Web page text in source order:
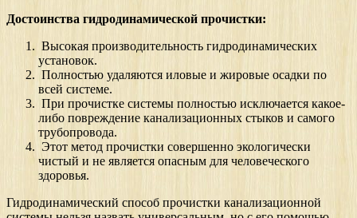
Достоинства гидродинамической прочистки:
Высокая производительность гидродинамических
установок.
Полностью удаляются иловые и жировые осадки по
всей системе.
При прочистке системы полностью исключается какое-
либо повреждение канализационных стыков и самого
трубопровода.
Этот метод прочистки совершенно экологически
чистый и не является опасным для человеческого
здоровья.
Гидродинамический способ прочистки канализационной